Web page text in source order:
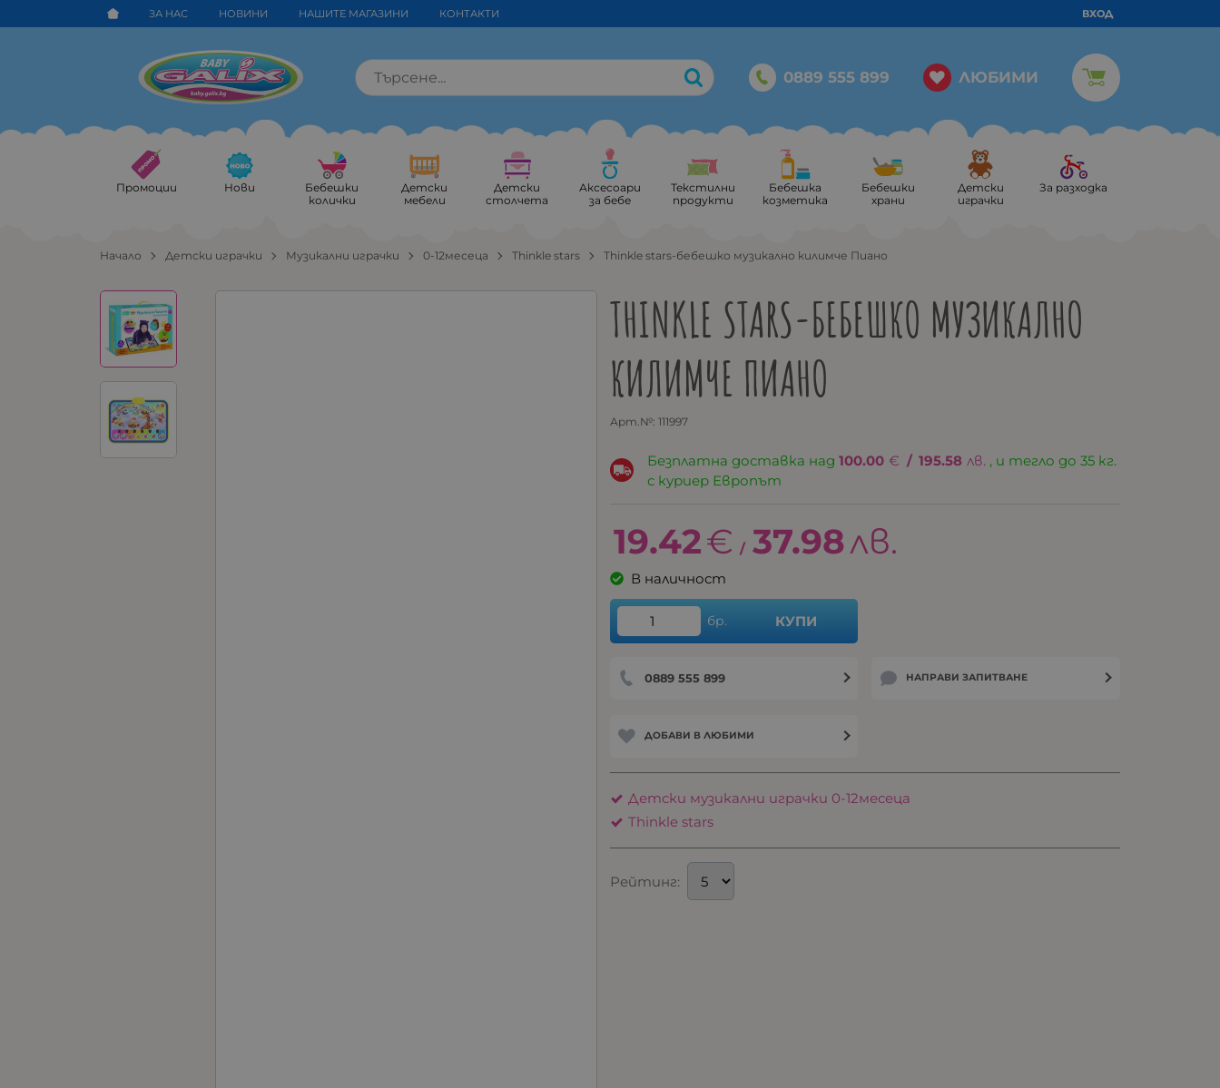
ЗА НАС НОВИНИ НАШИТЕ МАГАЗИНИ КОНТАКТИ ВХОД
0889 555 899 ЛЮБИМИ
Промоции Нови
Бебешки
колички
Детски
мебели
Детски
столчета
Аксесоари
за бебе
Текстилни
продукти
Бебешка
козметика
Бебешки
храни
Детски
играчки
За разходка
Начало Детски играчки Музикални играчки 0-12месеца Thinkle stars Thinkle stars-бебешко музикално килимче Пиано
THINKLE STARS-БЕБЕШКО МУЗИКАЛНО
КИЛИМЧЕ ПИАНО
Арт.№: 111997
Безплатна доставка над100.00 € / 195.58 лв. , и тегло до 35 кг.
с куриер Европът
19.42€ / 37.98лв.
В наличност
бр. КУПИ
0889 555 899 НАПРАВИ ЗАПИТВАНЕ
ДОБАВИ В ЛЮБИМИ
Детски музикални играчки 0-12месеца
Thinkle stars
Рейтинг: